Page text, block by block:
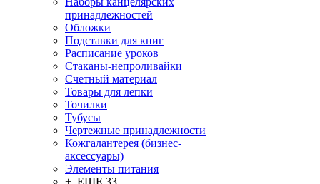
принадлежностей
Обложки
Подставки для книг
Расписание уроков
Стаканы-непроливайки
Счетный материал
Товары для лепки
Точилки
Тубусы
Чертежные принадлежности
Кожгалантерея (бизнес-
аксессуары)
Элементы питания
+ ЕЩЕ 33